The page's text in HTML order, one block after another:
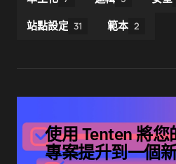
站點設定 31 範本 2
使用 Tenten 將
專案提升到一個